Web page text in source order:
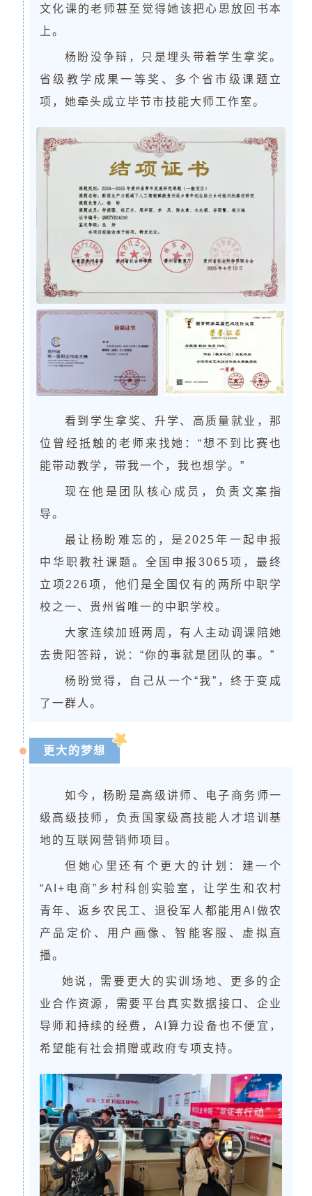
文化课的老师甚至觉得她该把心思放回书本
上。
杨盼没争辩，只是埋头带着学生拿奖。
省级教学成果一等奖、多个省市级课题立
项，她牵头成立毕节市技能大师工作室。
看到学生拿奖、升学、高质量就业，那
位曾经抵触的老师来找她：“想不到比赛也
能带动教学，带我一个，我也想学。”
现在他是团队核心成员，负责文案指
导。
最让杨盼难忘的，是2025年一起申报
中华职教社课题。全国申报3065项，最终
立项226项，他们是全国仅有的两所中职学
校之一、贵州省唯一的中职学校。
大家连续加班两周，有人主动调课陪她
去贵阳答辩，说：“你的事就是团队的事。”
杨盼觉得，自己从一个“我”，终于变成
了一群人。
更大的梦想
如今，杨盼是高级讲师、电子商务师一
级高级技师，负责国家级高技能人才培训基
地的互联网营销师项目。
但她心里还有个更大的计划：建一个
“AI+电商”乡村科创实验室，让学生和农村
青年、返乡农民工、退役军人都能用AI做农
产品定价、用户画像、智能客服、虚拟直
播。
她说，需要更大的实训场地、更多的企
业合作资源，需要平台真实数据接口、企业
导师和持续的经费，AI算力设备也不便宜，
希望能有社会捐赠或政府专项支持。